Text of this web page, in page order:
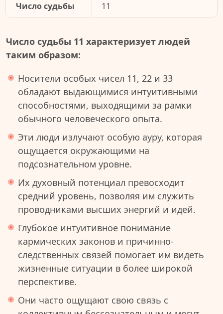
Число судьбы
11
Число судьбы 11 характеризует людей
таким образом:
Носители особых чисел 11, 22 и 33
обладают выдающимися интуитивными
способностями, выходящими за рамки
обычного человеческого опыта.
Эти люди излучают особую ауру, которая
ощущается окружающими на
подсознательном уровне.
Их духовный потенциал превосходит
средний уровень, позволяя им служить
проводниками высших энергий и идей.
Глубокое интуитивное понимание
кармических законов и причинно-
следственных связей помогает им видеть
жизненные ситуации в более широкой
перспективе.
Они часто ощущают свою связь с